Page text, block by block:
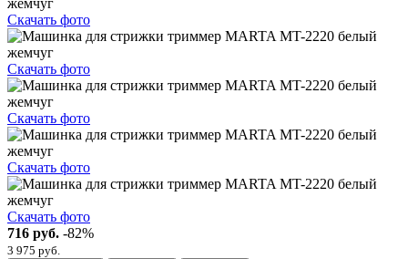
Скачать фото
Скачать фото
Скачать фото
Скачать фото
Скачать фото
716 руб. -82%
3 975 руб.